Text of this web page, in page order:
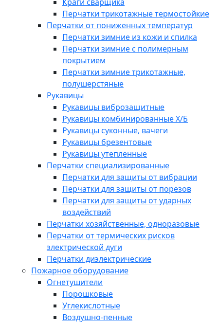
Перчатки трикотажные термостойкие
Перчатки от пониженных температур
Перчатки зимние из кожи и спилка
Перчатки зимние с полимерным
покрытием
Перчатки зимние трикотажные,
полушерстяные
Рукавицы
Рукавицы виброзащитные
Рукавицы комбинированные Х/Б
Рукавицы суконные, вачеги
Рукавицы брезентовые
Рукавицы утепленные
Перчатки специализированные
Перчатки для защиты от вибрации
Перчатки для защиты от порезов
Перчатки для защиты от ударных
воздействий
Перчатки хозяйственные, одноразовые
Перчатки от термических рисков
электрической дуги
Перчатки диэлектрические
Пожарное оборудование
Огнетушители
Порошковые
Углекислотные
Воздушно-пенные